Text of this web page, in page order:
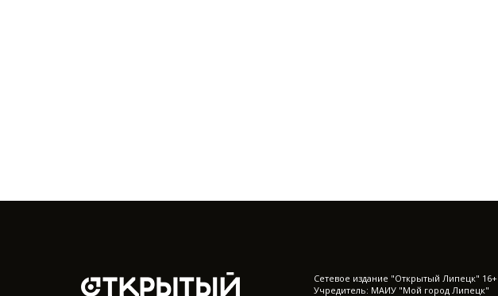
Cетевое издание "Открытый Липецк" 16+
Учредитель: МАИУ "Мой город Липецк"